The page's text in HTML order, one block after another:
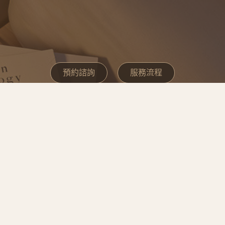
預約諮詢 服務流程